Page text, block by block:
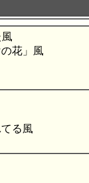
花」風
る風